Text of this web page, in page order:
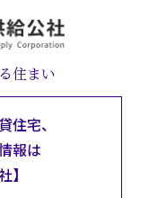
住まい
住宅、
報は
】